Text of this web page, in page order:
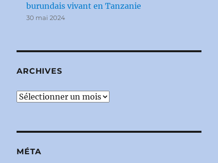
burundais vivant en Tanzanie
30 mai 2024
ARCHIVES
Archives
MÉTA